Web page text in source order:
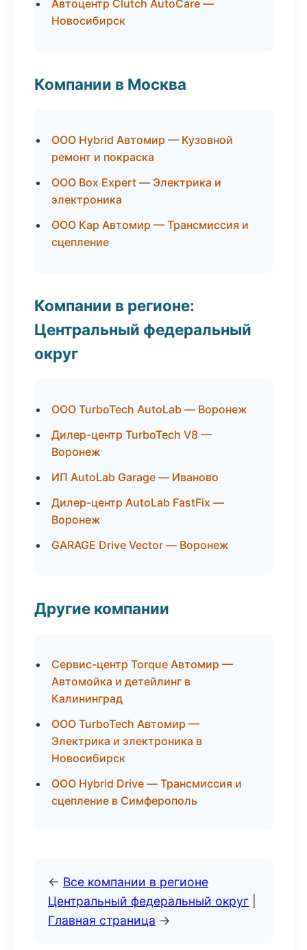
Автоцентр Clutch AutoCare —
Новосибирск
Компании в Москва
ООО Hybrid Автомир — Кузовной
ремонт и покраска
ООО Box Expert — Электрика и
электроника
ООО Кар Автомир — Трансмиссия и
сцепление
Компании в регионе:
Центральный федеральный
округ
ООО TurboTech AutoLab — Воронеж
Дилер-центр TurboTech V8 —
Воронеж
ИП AutoLab Garage — Иваново
Дилер-центр AutoLab FastFix —
Воронеж
GARAGE Drive Vector — Воронеж
Другие компании
Сервис-центр Torque Автомир —
Автомойка и детейлинг в
Калининград
ООО TurboTech Автомир —
Электрика и электроника в
Новосибирск
ООО Hybrid Drive — Трансмиссия и
сцепление в Симферополь
← Все компании в регионе
Центральный федеральный округ
Главная страница →